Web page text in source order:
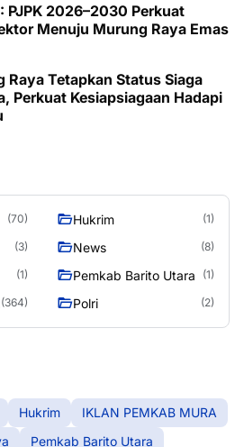
PJPK 2026–2030 Perkuat
Menuju Murung Raya Emas
Raya Tetapkan Status Siaga
Perkuat Kesiapsiagaan Hadapi
(70) Hukrim (1)
(3) News (8)
(1) Pemkab Barito Utara (1)
(364) Polri (2)
Hukrim
IKLAN PEMKAB MURA
Pemkab Barito Utara